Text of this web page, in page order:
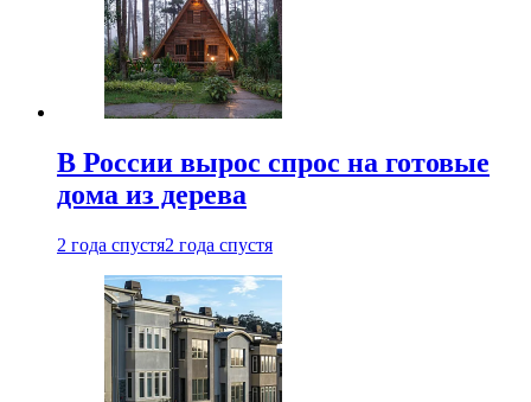
В России вырос спрос на готовые
дома из дерева
2 года спустя2 года спустя